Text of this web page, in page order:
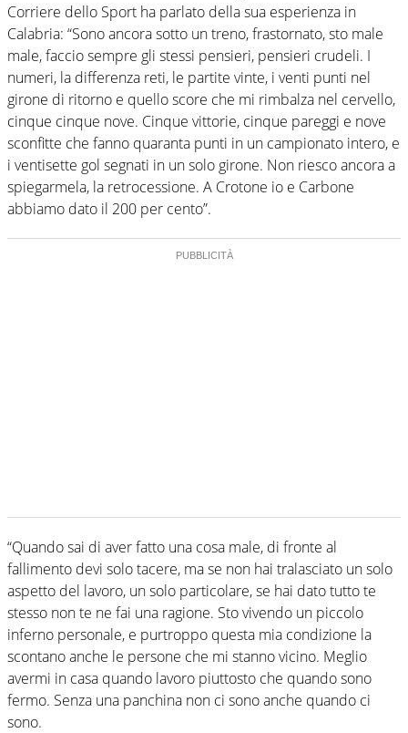
Corriere dello Sport ha parlato della sua esperienza in
Calabria: “Sono ancora sotto un treno, frastornato, sto male
male, faccio sempre gli stessi pensieri, pensieri crudeli. I
numeri, la differenza reti, le partite vinte, i venti punti nel
girone di ritorno e quello score che mi rimbalza nel cervello,
cinque cinque nove. Cinque vittorie, cinque pareggi e nove
sconfitte che fanno quaranta punti in un campionato intero, e
i ventisette gol segnati in un solo girone. Non riesco ancora a
spiegarmela, la retrocessione. A Crotone io e Carbone
abbiamo dato il 200 per cento”.
“Quando sai di aver fatto una cosa male, di fronte al
fallimento devi solo tacere, ma se non hai tralasciato un solo
aspetto del lavoro, un solo particolare, se hai dato tutto te
stesso non te ne fai una ragione. Sto vivendo un piccolo
inferno personale, e purtroppo questa mia condizione la
scontano anche le persone che mi stanno vicino. Meglio
avermi in casa quando lavoro piuttosto che quando sono
fermo. Senza una panchina non ci sono anche quando ci
sono.